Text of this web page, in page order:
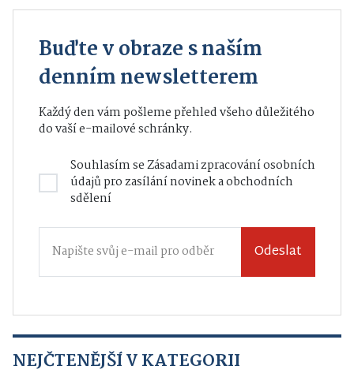
Buďte v obraze s naším
denním newsletterem
Každý den vám pošleme přehled všeho důležitého
do vaší e-mailové schránky.
Souhlasím seZásadami zpracování osobních
údajůpro zasílání novinek a obchodních
sdělení
Odeslat
NEJČTENĚJŠÍ V KATEGORII